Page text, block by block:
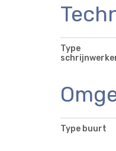
Type
Type buurt